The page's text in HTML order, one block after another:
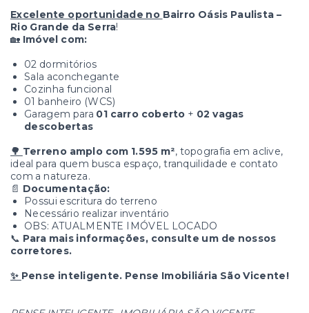
Excelente oportunidade no Bairro Oásis Paulista –
Rio Grande da Serra!
🏡 Imóvel com:
02 dormitórios
Sala aconchegante
Cozinha funcional
01 banheiro (WCS)
Garagem para 01 carro coberto + 02 vagas
descobertas
🌳 Terreno amplo com 1.595 m², topografia em aclive,
ideal para quem busca espaço, tranquilidade e contato
com a natureza.
📄 Documentação:
Possui escritura do terreno
Necessário realizar inventário
OBS: ATUALMENTE IMÓVEL LOCADO
📞 Para mais informações, consulte um de nossos
corretores.
✨ Pense inteligente. Pense Imobiliária São Vicente!